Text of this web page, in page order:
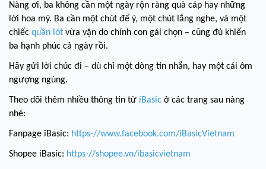
Nàng ơi, ba không cần một ngày rộn ràng quà cáp hay những
lời hoa mỹ. Ba cần một chút để ý, một chút lắng nghe, và một
chiếc quần lót vừa vặn do chính con gái chọn – cũng đủ khiến
ba hạnh phúc cả ngày rồi.
Hãy gửi lời chúc đi – dù chỉ một dòng tin nhắn, hay một cái ôm
ngượng ngùng.
Theo dõi thêm nhiều thông tin từ iBasic ở các trang sau nàng
nhé:
Fanpage iBasic: https-//www.facebook.com/iBasicVietnam
Shopee iBasic: https-//shopee.vn/ibasicvietnam